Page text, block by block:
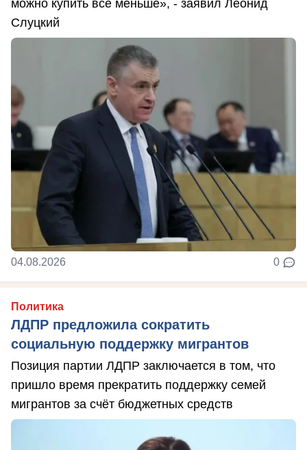
можно купить всё меньше», - заявил Леонид
Слуцкий
04.08.2026 0
Политика
ЛДПР предложила сократить
социальную поддержку мигрантов
Позиция партии ЛДПР заключается в том, что
пришло время прекратить поддержку семей
мигрантов за счёт бюджетных средств